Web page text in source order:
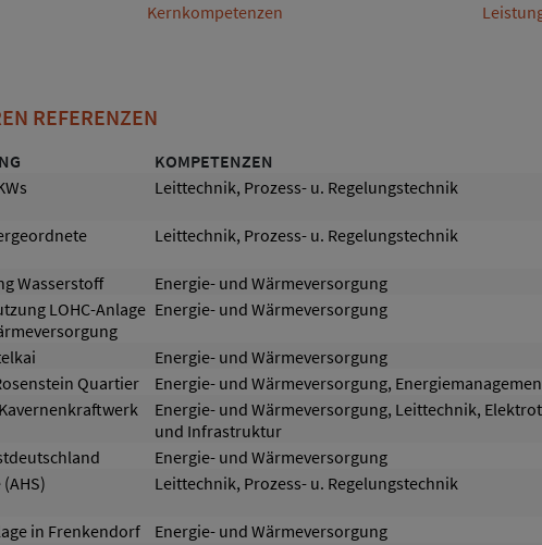
Kernkompetenzen
REFERENZEN
KOMPETENZEN
Leittechnik, Prozess- u. Regelungstechnik
Leittechnik, Prozess- u. Regelungstechnik
Wasserstoff
Energie- und Wärmeversorgung
LOHC-Anlage Energie- und Wärmeversorgung
Energie- und Wärmeversorgung
Quartier
Energie- und Wärmeversorgung,
Energie- und Wärmeversorgung, Leittechnik,
und Infrastruktur
Energie- und Wärmeversorgung
Leittechnik, Prozess- u. Regelungstechnik
in Frenkendorf
Energie- und Wärmeversorgung